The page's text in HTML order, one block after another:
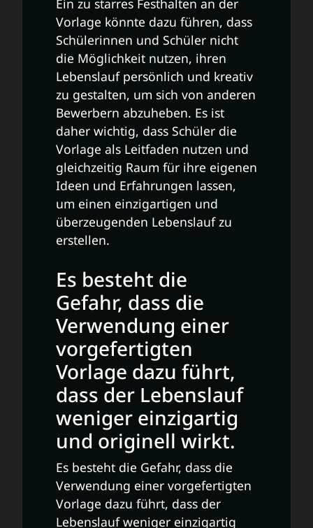
Ein zu starres Festhalten an der
Vorlage könnte dazu führen, dass
Schülerinnen und Schüler nicht
die Möglichkeit nutzen, ihren
Lebenslauf persönlich und kreativ
zu gestalten, um sich von anderen
Bewerbern abzuheben. Es ist
daher wichtig, dass Schüler die
Vorlage als Leitfaden nutzen und
gleichzeitig Raum für ihre eigenen
Ideen und Erfahrungen lassen,
um einen einzigartigen und
überzeugenden Lebenslauf zu
erstellen.
Es besteht die
Gefahr, dass die
Verwendung einer
vorgefertigten
Vorlage dazu führt,
dass der Lebenslauf
weniger einzigartig
und originell wirkt.
Es besteht die Gefahr, dass die
Verwendung einer vorgefertigten
Vorlage dazu führt, dass der
Lebenslauf weniger einzigartig